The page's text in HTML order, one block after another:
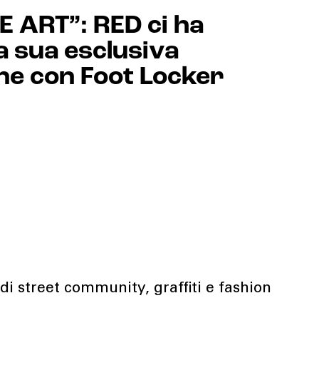
ART”: RED ci ha
sua esclusiva
con Foot Locker
street community, graffiti e fashion